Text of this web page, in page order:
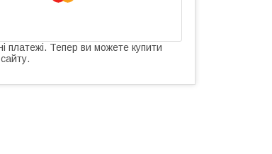
платежі. Тепер ви можете купити